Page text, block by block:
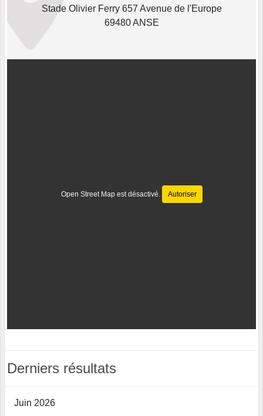
Stade Olivier Ferry 657 Avenue de l'Europe
69480 ANSE
Open Street Map est désactivé. Autoriser
Derniers résultats
Juin 2026